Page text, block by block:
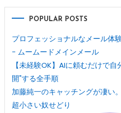
POPULAR POSTS
プロフェッショナルなメール体
- ムームードメインメール
【未経験OK】AIに頼むだけで
開"する全手順
加藤純一のキャッチングが凄
超小さい奴せどり